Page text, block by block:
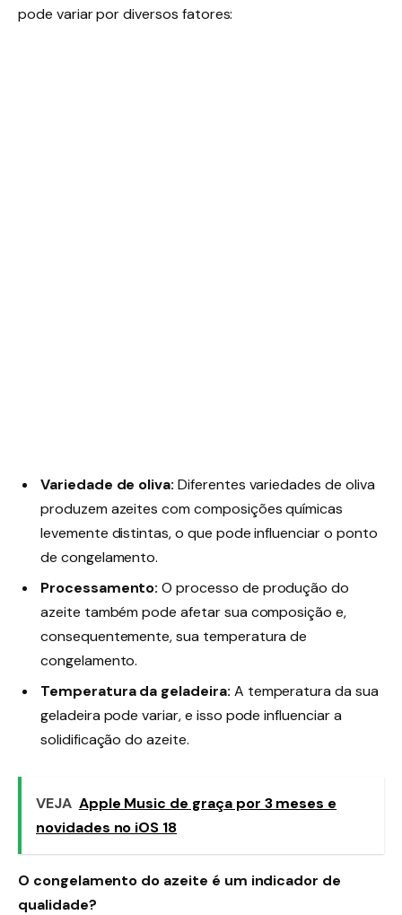
pode variar por diversos fatores:
Variedade de oliva: Diferentes variedades de oliva
produzem azeites com composições químicas
levemente distintas, o que pode influenciar o ponto
de congelamento.
Processamento: O processo de produção do
azeite também pode afetar sua composição e,
consequentemente, sua temperatura de
congelamento.
Temperatura da geladeira: A temperatura da sua
geladeira pode variar, e isso pode influenciar a
solidificação do azeite.
VEJA Apple Music de graça por 3 meses e
novidades no iOS 18
O congelamento do azeite é um indicador de
qualidade?